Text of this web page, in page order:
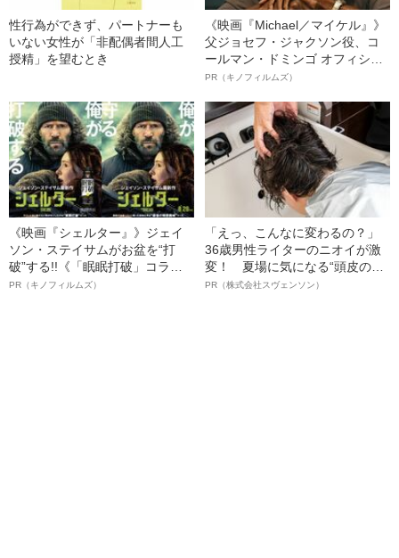
性行為ができず、パートナーも
いない女性が「非配偶者間人工
授精」を望むとき
《映画『Michael／マイケル』》
父ジョセフ・ジャクソン役、コ
ールマン・ドミンゴ オフィシャ
ルインタビュー“観客を魅了した
語る”《日本興収70億円突破》
PR（キノフィルムズ）
《映画『シェルター』》ジェイ
ソン・ステイサムがお盆を“打
破”する!!《「眠眠打破」コラ
ボ》
PR（キノフィルムズ）
「えっ、こんなに変わるの？」
36歳男性ライターのニオイが激
変！ 夏場に気になる“頭皮のニ
オイ”や“ベタつき”を解消す
PR（株式会社スヴェンソン）